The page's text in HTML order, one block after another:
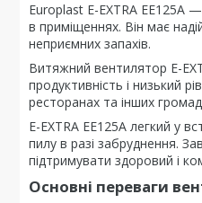
Europlast E-EXTRA EЕ125A
в приміщеннях. Він має
неприємних запахів.
Витяжний вентилятор E-
продуктивність і низький
ресторанах та інших
E-EXTRA EЕ125A легкий у
пилу в разі забруднення.
підтримувати здоровий і
Основні переваги